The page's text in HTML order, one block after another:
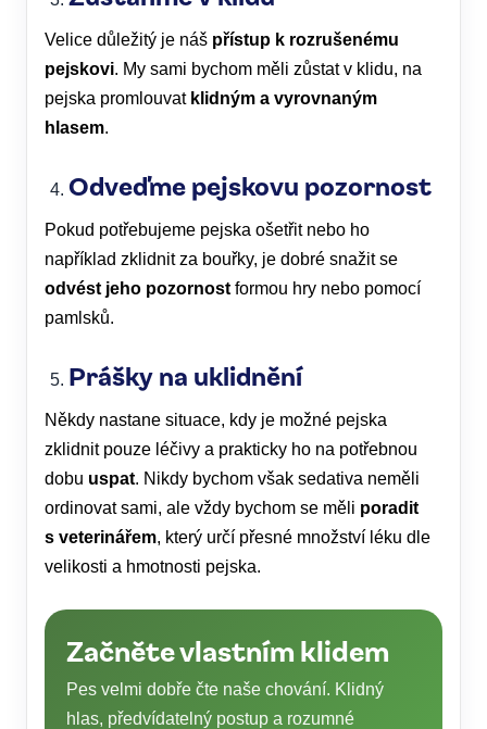
Velice důležitý je náš přístup k rozrušenému
pejskovi. My sami bychom měli zůstat v klidu, na
pejska promlouvat klidným a vyrovnaným
hlasem.
Odveďme pejskovu pozornost
Pokud potřebujeme pejska ošetřit nebo ho
například zklidnit za bouřky, je dobré snažit se
odvést jeho pozornost formou hry nebo pomocí
pamlsků.
Prášky na uklidnění
Někdy nastane situace, kdy je možné pejska
zklidnit pouze léčivy a prakticky ho na potřebnou
dobu uspat. Nikdy bychom však sedativa neměli
ordinovat sami, ale vždy bychom se měli poradit
s veterinářem, který určí přesné množství léku dle
velikosti a hmotnosti pejska.
Začněte vlastním klidem
Pes velmi dobře čte naše chování. Klidný
hlas, předvídatelný postup a rozumné